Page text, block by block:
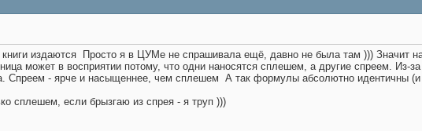
издаются Просто я в ЦУМе не спрашивала ещё, давно не была там ))) Значит
может в восприятии потому, что одни наносятся сплешем, а другие спреем. Из-
Спреем - ярче и насыщеннее, чем сплешем А так формулы абсолютно идентичны
сплешем, если брызгаю из спрея - я труп )))